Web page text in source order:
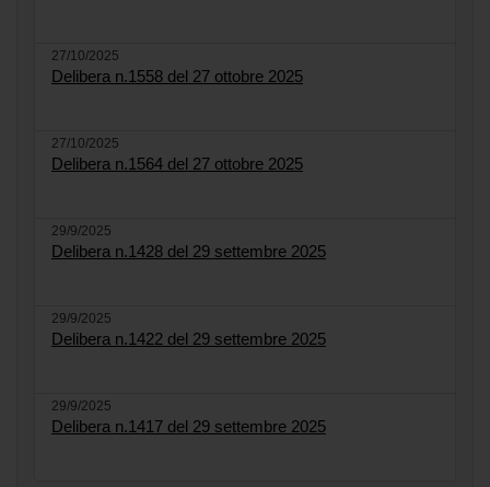
27/10/2025
Delibera n.1558 del 27 ottobre 2025
27/10/2025
Delibera n.1564 del 27 ottobre 2025
29/9/2025
Delibera n.1428 del 29 settembre 2025
29/9/2025
Delibera n.1422 del 29 settembre 2025
29/9/2025
Delibera n.1417 del 29 settembre 2025